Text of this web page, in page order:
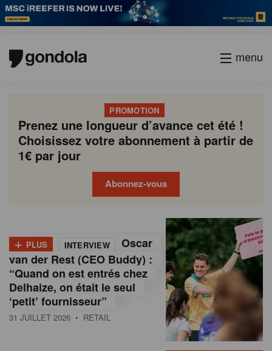
menu
PROMOTION
Prenez une longueur d’avance cet été !
Choisissez votre abonnement à partir de
1€ par jour
Abonnez-vous
o
n
d
o
+ PLUS INTERVIEW
Oscar
van der Rest (CEO Buddy) :
“Quand on est entrés chez
Delhaize, on était le seul
‘petit’ fournisseur”
31 JUILLET 2026 • RETAIL